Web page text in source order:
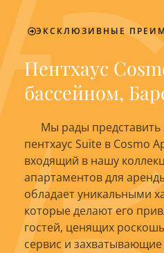
ЭКСКЛЮЗИВНЫЕ
Пентхаус
бассейном,
Мы рады представить
пентхаус Suite в Cosmo
входящий в нашу
апартаментов для
обладает уникальными
которые делают его
гостей, ценящих
сервис и